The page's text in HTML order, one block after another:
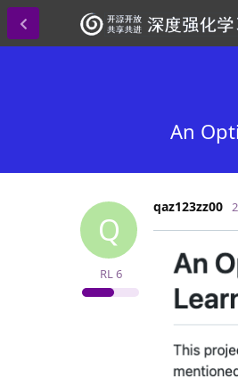
An
Q
qaz123zz00
RL6